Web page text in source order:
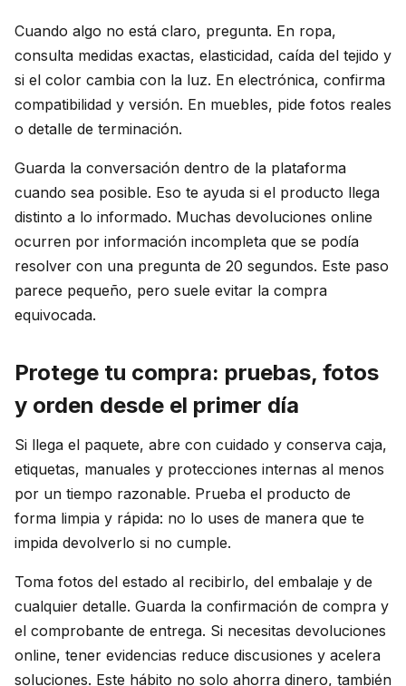
Cuando algo no está claro, pregunta. En ropa,
consulta medidas exactas, elasticidad, caída del tejido y
si el color cambia con la luz. En electrónica, confirma
compatibilidad y versión. En muebles, pide fotos reales
o detalle de terminación.
Guarda la conversación dentro de la plataforma
cuando sea posible. Eso te ayuda si el producto llega
distinto a lo informado. Muchas devoluciones online
ocurren por información incompleta que se podía
resolver con una pregunta de 20 segundos. Este paso
parece pequeño, pero suele evitar la compra
equivocada.
Protege tu compra: pruebas, fotos
y orden desde el primer día
Si llega el paquete, abre con cuidado y conserva caja,
etiquetas, manuales y protecciones internas al menos
por un tiempo razonable. Prueba el producto de
forma limpia y rápida: no lo uses de manera que te
impida devolverlo si no cumple.
Toma fotos del estado al recibirlo, del embalaje y de
cualquier detalle. Guarda la confirmación de compra y
el comprobante de entrega. Si necesitas devoluciones
online, tener evidencias reduce discusiones y acelera
soluciones. Este hábito no solo ahorra dinero, también